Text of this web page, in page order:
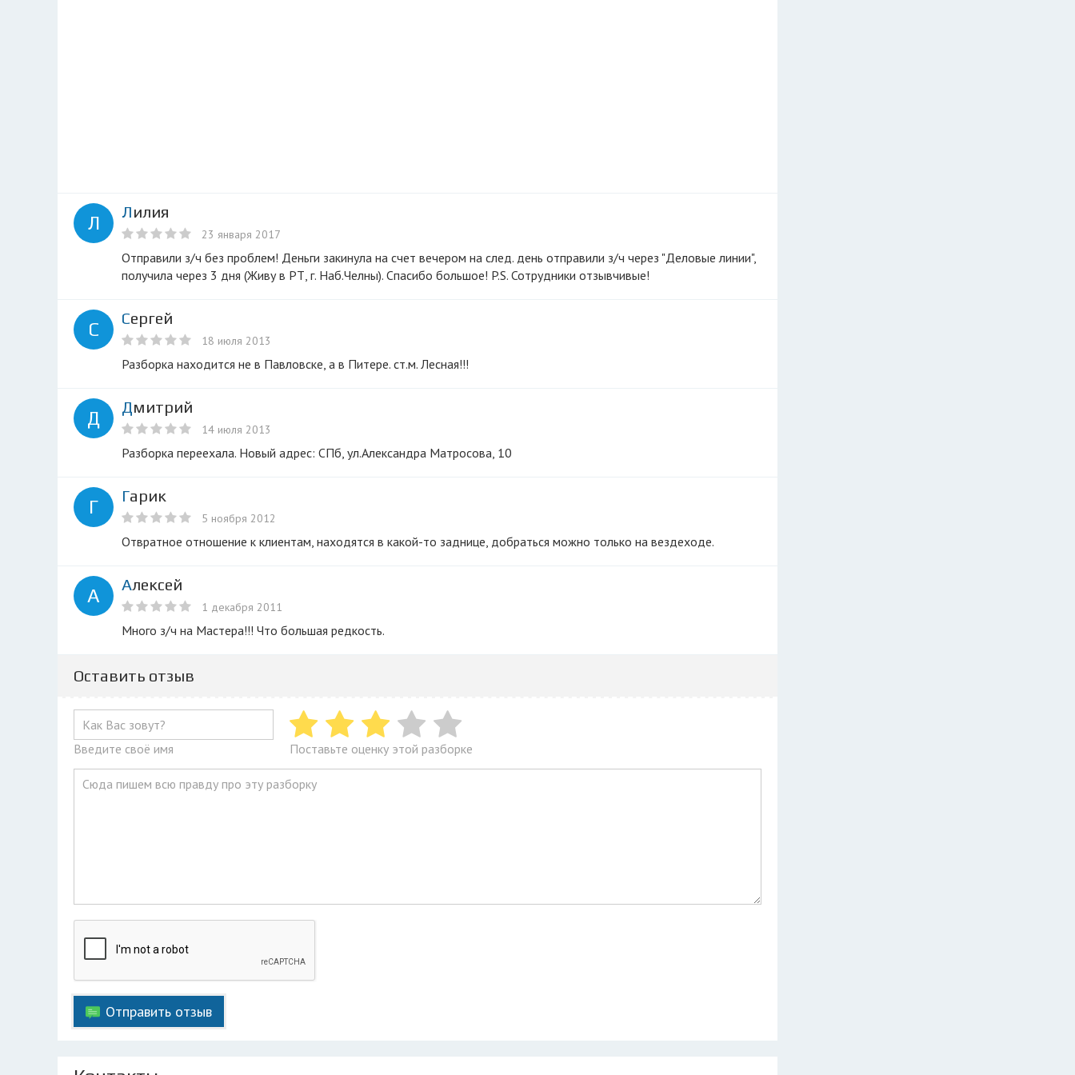
Л
Лилия
23 января 2017
Отправили з/ч без проблем! Деньги закинула на счет вечером на след. день отправили з/ч через "Деловые линии",
получила через 3 дня (Живу в РТ, г. Наб.Челны). Спасибо большое! P.S. Сотрудники отзывчивые!
С
Сергей
18 июля 2013
Разборка находится не в Павловске, а в Питере. ст.м. Лесная!!!
Д
Дмитрий
14 июля 2013
Разборка переехала. Новый адрес: СПб, ул.Александра Матросова, 10
Г
Гарик
5 ноября 2012
Отвратное отношение к клиентам, находятся в какой-то заднице, добраться можно только на вездеходе.
А
Алексей
1 декабря 2011
Много з/ч на Мастера!!! Что большая редкость.
Оставить отзыв
Введите своё имя Поставьте оценку этой разборке
Отправить отзыв